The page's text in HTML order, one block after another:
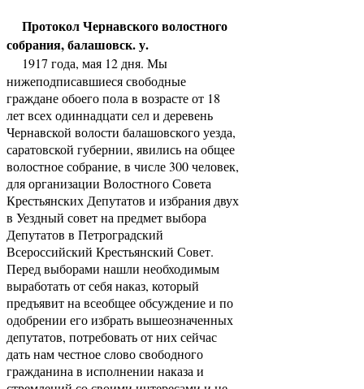
Протокол Чернавского волостного
собрания, балашовск. у.
1917 года, мая 12 дня. Мы
нижеподписавшиеся свободные
граждане обоего пола в возрасте от 18
лет всех одиннадцати сел и деревень
Чернавской волости балашовского уезда,
саратовской губернии, явились на общее
волостное собрание, в числе 300 человек,
для организации Волостного Совета
Крестьянских Депутатов и избрания двух
в Уездный совет на предмет выбора
Депутатов в Петроградский
Всероссийский Крестьянский Совет.
Перед выборами нашли необходимым
выработать от себя наказ, который
предъявит на всеобщее обсуждение и по
одобрении его избрать вышеозначенных
депутатов, потребовать от них сейчас
дать нам честное слово свободного
гражданина в исполнении наказа и